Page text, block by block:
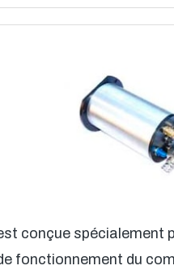
conçue spécialement
fonctionnement du